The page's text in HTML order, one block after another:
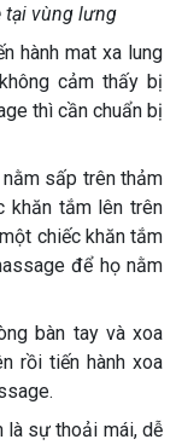
tại vùng lưng
hành mat xa lung
cảm thấy bị
thì cần chuẩn bị
sấp trên thảm
khăn tắm lên trên
chiếc khăn tắm
để họ nằm
bàn tay và xoa
rồi tiến hành xoa
là sự thoải mái, dễ